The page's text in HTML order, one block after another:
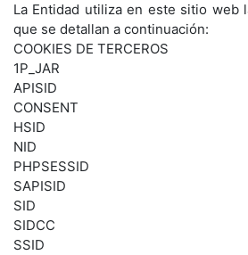
La Entidad utiliza en este sitio web
que se detallan a continuación:
COOKIES DE TERCEROS
1P_JAR
APISID
CONSENT
HSID
NID
PHPSESSID
SAPISID
SID
SIDCC
SSID